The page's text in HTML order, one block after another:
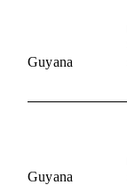
Guyana
Guyana